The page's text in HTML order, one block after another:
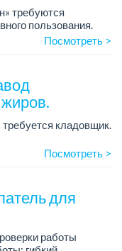
требуются
пользования.
тенге.Посмотреть >
кладовщик.
Посмотреть >
для
работы